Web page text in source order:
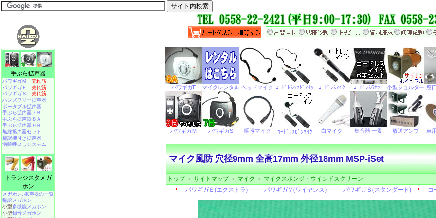
マイク風防 穴径9mm 全高17mm 外径18mm MSP-iSet
トップ＞ サイトマップ＞ マイク ＞ マイクスポンジ ・ ウインドスクリーン
手ぶら拡声器
パワギガＭ 売れ筋
パワギガＥ 売れ筋
パワギガＳ 売れ筋
ハンズフリー拡声器
ポータブル拡声器
手ぶら拡声器７Ｂ
手ぶら拡声器８Ａ
手ぶら拡声器９Ｂ
無線拡声器セット
翻訳機付き拡声器
病院呼出しシステム
トランジスタメガ
ホン
メガホン､拡声器の一覧
翻訳メガホン
小型多機能メガホン
小型録音メガホン